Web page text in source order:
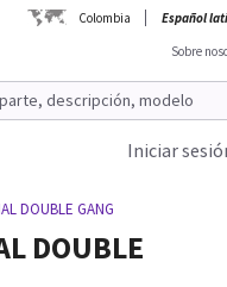
Colombia Español
Sobre
Iniciar
DOUBLE GANG
DOUBLE